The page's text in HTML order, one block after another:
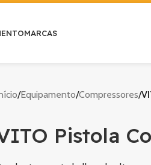
MARCAS
/Equipamento/Compressores/
Pistola